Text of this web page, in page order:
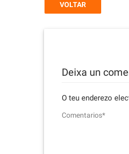
VOLTAR
Deixa un
O teu enderezo
Comentarios*